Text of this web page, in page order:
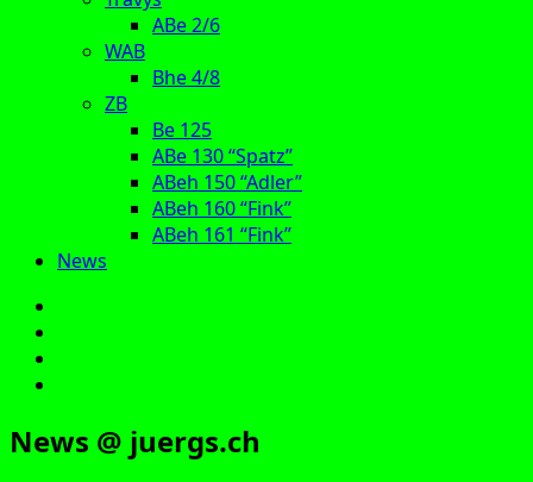
ABe 2/6
WAB
Bhe 4/8
ZB
Be 125
ABe 130 “Spatz”
ABeh 150 “Adler”
ABeh 160 “Fink”
ABeh 161 “Fink”
News
News @ juergs.ch